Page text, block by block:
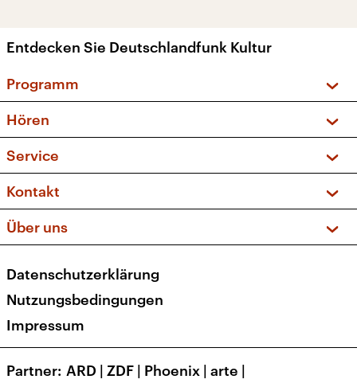
Entdecken Sie Deutschlandfunk Kultur
Programm
Sendungen und Podcasts
Musikliste
Kakadu – Das Kinderprogramm
Hören
Frequenzen (UKW + DAB+)
Service
FAQ
Apps
Newsletter
Veranstaltungen
Kontakt
Social Media
Über uns
Presse
Karriere
Transparenz
Datenschutzerklärung
Nutzungsbedingungen
Impressum
Partner ARD | ZDF | Phoenix | arte |